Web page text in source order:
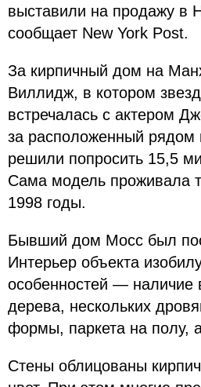
выставили на продажу в
сообщает New York Post.
За кирпичный дом на
Виллидж, в котором
встречалась с актером
за расположенный рядом
решили попросить 15,5
Сама модель проживала
1998 годы.
Бывший дом Мосс был
Интерьер объекта
особенностей — наличие
дерева, нескольких
формы, паркета на полу,
Стены облицованы